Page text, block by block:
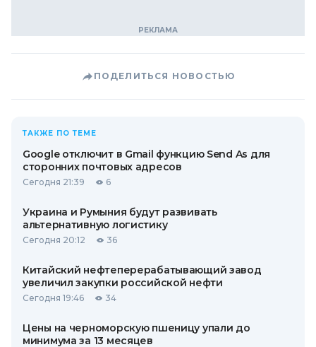
ПОДЕЛИТЬСЯ НОВОСТЬЮ
ТАКЖЕ ПО ТЕМЕ
Google отключит в Gmail функцию Send As для
сторонних почтовых адресов
Сегодня 21:39 6
Украина и Румыния будут развивать
альтернативную логистику
Сегодня 20:12 36
Китайский нефтеперерабатывающий завод
увеличил закупки российской нефти
Сегодня 19:46 34
Цены на черноморскую пшеницу упали до
минимума за 13 месяцев